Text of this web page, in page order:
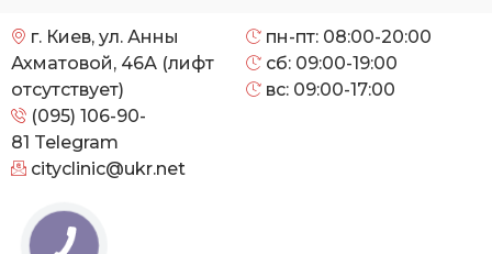
г. Киев, ул. Анны
Ахматовой, 46А (лифт
отсутствует)
(095) 106-90-
81 Telegram
cityclinic@ukr.net
пн-пт: 08:00-20:00
сб: 09:00-19:00
вс: 09:00-17:00